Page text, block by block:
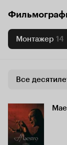
Монтажер 14
Все